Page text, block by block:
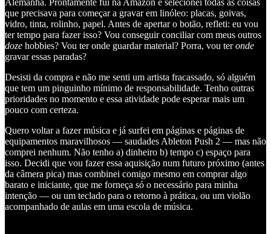
Alemanha. Prontamente fui na Amazon e selecionei todas as coisas
que precisava para começar a gravar em linóleo: placas, goivas,
vidro, tinta, rolinho, papel. Antes de apertar o botão, refleti: eu vou
ter tempo para fazer isso? Vou conseguir conciliar com meus outros
doze hobbies? Vou ter onde guardar material? Porra, vou teronde
gravar essas paradas?
Desisti da compra e não me senti um artista fracassado, só alguém
que tem um pinguinho mínimo de responsabilidade. Tenho outras
prioridades no momento e essa atividade pode esperar mais um
pouco com certeza.
Quero voltar a fazer música e já surfei em páginas e páginas de
equipamentos maravilhosos — saudades Ableton Push 2 — mas não
comprei nenhum. Não tenho a) dinheiro b) tempo c) espaço para
isso. Decidi que vou fazer essa aquisição num futuro próximo (antes
da câmera pica) mas combinei comigo mesmo em comprar algo
barato e iniciante, que me forneça só o necessário para minha
intenção — ou um teclado para o retorno à prática, ou um violão
acompanhado de aulas em uma escola de música.